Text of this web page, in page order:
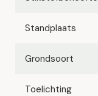
Standplaats
Grondsoort
Toelichting